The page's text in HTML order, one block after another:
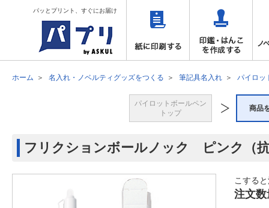
パッとプリント、すぐにお届け
ホーム 名入れ・ノベルティグッズをつくる 筆記具名入れ パイロッ
パイロットボールペン
トップ
商品
フリクションボールノック ピンク（
こする
注文数